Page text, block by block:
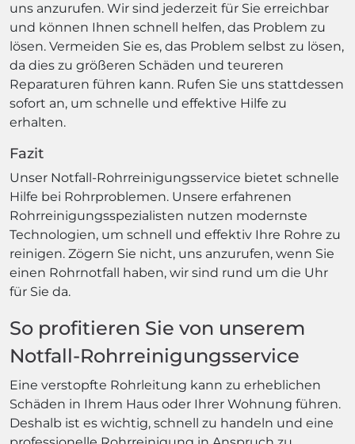
uns anzurufen. Wir sind jederzeit für Sie erreichbar
und können Ihnen schnell helfen, das Problem zu
lösen. Vermeiden Sie es, das Problem selbst zu lösen,
da dies zu größeren Schäden und teureren
Reparaturen führen kann. Rufen Sie uns stattdessen
sofort an, um schnelle und effektive Hilfe zu
erhalten.
Fazit
Unser Notfall-Rohrreinigungsservice bietet schnelle
Hilfe bei Rohrproblemen. Unsere erfahrenen
Rohrreinigungsspezialisten nutzen modernste
Technologien, um schnell und effektiv Ihre Rohre zu
reinigen. Zögern Sie nicht, uns anzurufen, wenn Sie
einen Rohrnotfall haben, wir sind rund um die Uhr
für Sie da.
So profitieren Sie von unserem
Notfall-Rohrreinigungsservice
Eine verstopfte Rohrleitung kann zu erheblichen
Schäden in Ihrem Haus oder Ihrer Wohnung führen.
Deshalb ist es wichtig, schnell zu handeln und eine